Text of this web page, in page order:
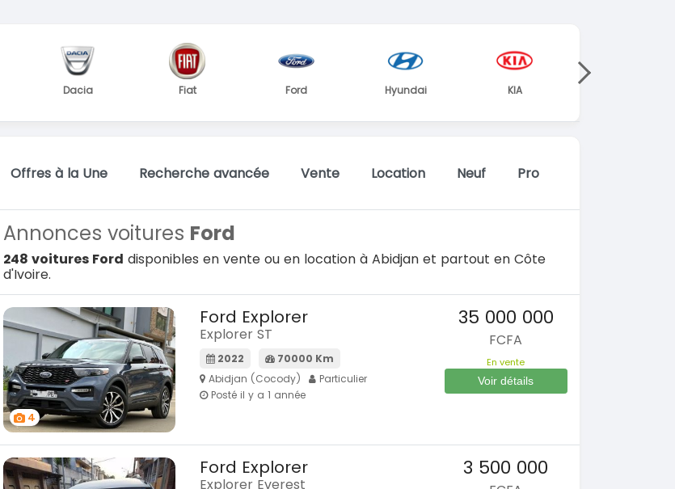
Dacia Fiat Ford Hyundai KIA
Offres à la Une Recherche avancée Vente Location Neuf Pro
Annonces voitures Ford
248 voitures Ford disponibles en vente ou en location à Abidjan et partout en Côte
d'Ivoire.
4
Ford Explorer
Explorer ST
2022
70000 Km
Abidjan (Cocody)
Particulier
Posté il y a 1 année
35 000 000
FCFA
En vente
Voir détails
Ford Explorer
Explorer Everest
3 500 000